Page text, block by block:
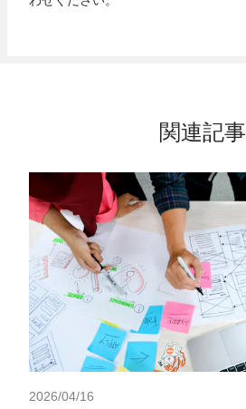
関連記事
2026/04/16